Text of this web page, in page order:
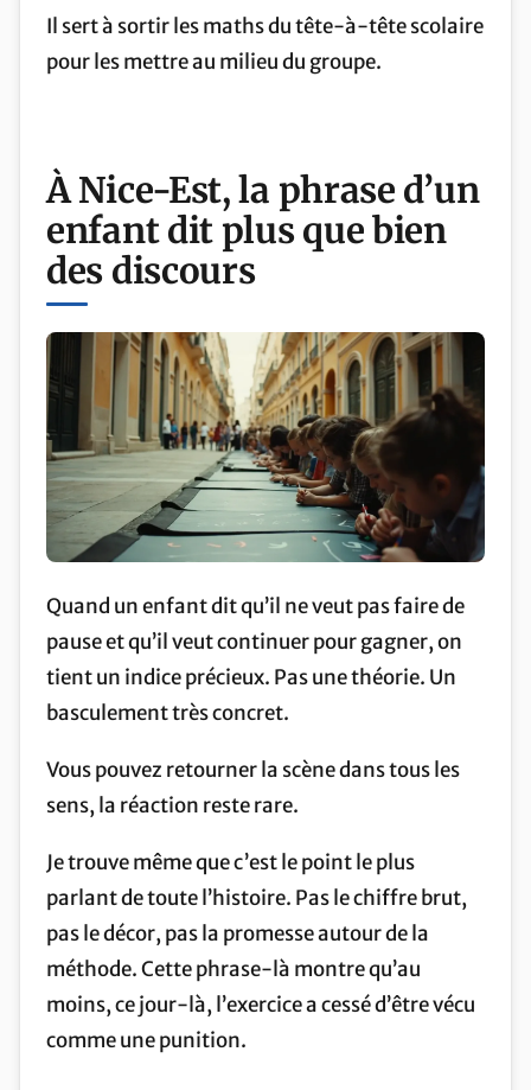
Il sert à sortir les maths du tête-à-tête scolaire
pour les mettre au milieu du groupe.
À Nice-Est, la phrase d’un
enfant dit plus que bien
des discours
Quand un enfant dit qu’il ne veut pas faire de
pause et qu’il veut continuer pour gagner, on
tient un indice précieux. Pas une théorie. Un
basculement très concret.
Vous pouvez retourner la scène dans tous les
sens, la réaction reste rare.
Je trouve même que c’est le point le plus
parlant de toute l’histoire. Pas le chiffre brut,
pas le décor, pas la promesse autour de la
méthode. Cette phrase-là montre qu’au
moins, ce jour-là, l’exercice a cessé d’être vécu
comme une punition.